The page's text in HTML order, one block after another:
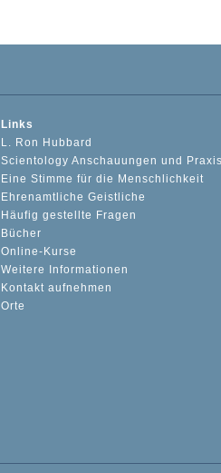
Links
L. Ron Hubbard
Scientology Anschauungen und Praxis
Eine Stimme für die Menschlichkeit
Ehrenamtliche Geistliche
Häufig gestellte Fragen
Bücher
Online-Kurse
Weitere Informationen
Kontakt aufnehmen
Orte